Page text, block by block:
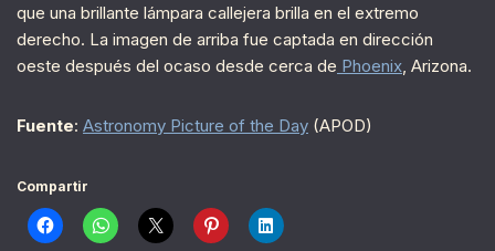
que una brillante lámpara callejera brilla en el extremo
derecho. La imagen de arriba fue captada en dirección
oeste después del ocaso desde cerca de Phoenix , Arizona.
Fuente: Astronomy Picture of the Day (APOD)
Compartir